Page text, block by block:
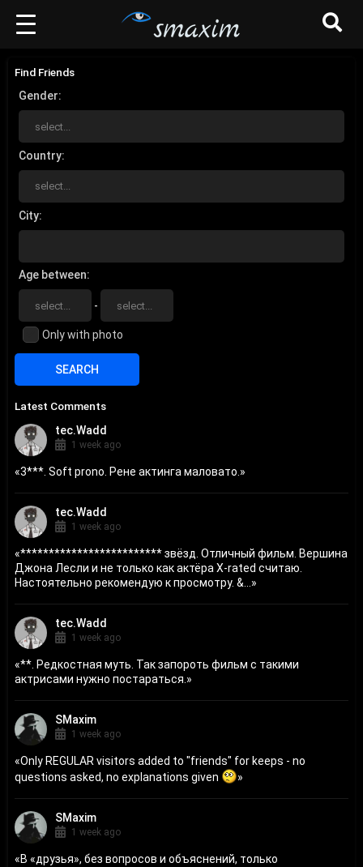
Find Friends
Gender
Country
City
Age between
-
Only with photo
Latest Comments
«3***. Soft prono. Рене актинга маловато. »
tec.Wadd
1 week ago
«************************* звёзд. Отличный фильм. Вершина
Джона Лесли и не только как актёра X-rated считаю.
Настоятельно рекомендую к просмотру. &... »
tec.Wadd
1 week ago
«**. Редкостная муть. Так запороть фильм с такими
актрисами нужно постараться. »
tec.Wadd
1 week ago
«Only REGULAR visitors added to "friends" for keeps - no
questions asked, no explanations given
»
SMaxim
1 week ago
«В «друзья», без вопросов и объяснений, только
SMaxim
1 week ago